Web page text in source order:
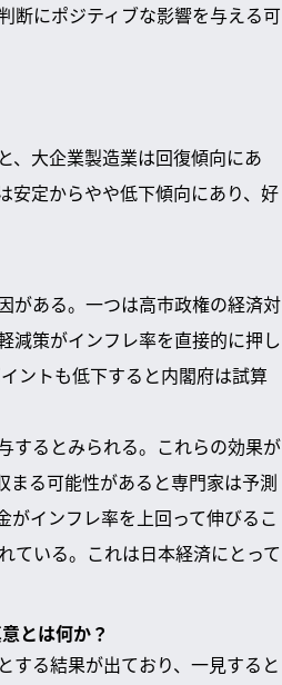
断にポジティブな影響を与える可
、大企業製造業は回復傾向にあ
安定からやや低下傾向にあり、好
がある。一つは高市政権の経済対
減策がインフレ率を直接的に押し
ントも低下すると内閣府は試算
するとみられる。これらの効果が
る可能性があると専門家は予測
がインフレ率を上回って伸びるこ
ている。これは日本経済にとって
とは何か？
する結果が出ており、一見すると